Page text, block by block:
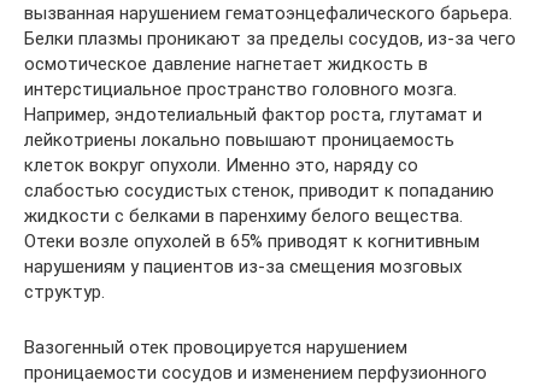
вызванная нарушением гематоэнцефалического барьера.
Белки плазмы проникают за пределы сосудов, из-за чего
осмотическое давление нагнетает жидкость в
интерстициальное пространство головного мозга.
Например, эндотелиальный фактор роста, глутамат и
лейкотриены локально повышают проницаемость
клеток вокруг опухоли. Именно это, наряду со
слабостью сосудистых стенок, приводит к попаданию
жидкости с белками в паренхиму белого вещества.
Отеки возле опухолей в 65% приводят к когнитивным
нарушениям у пациентов из-за смещения мозговых
структур.
Вазогенный отек провоцируется нарушением
проницаемости сосудов и изменением перфузионного